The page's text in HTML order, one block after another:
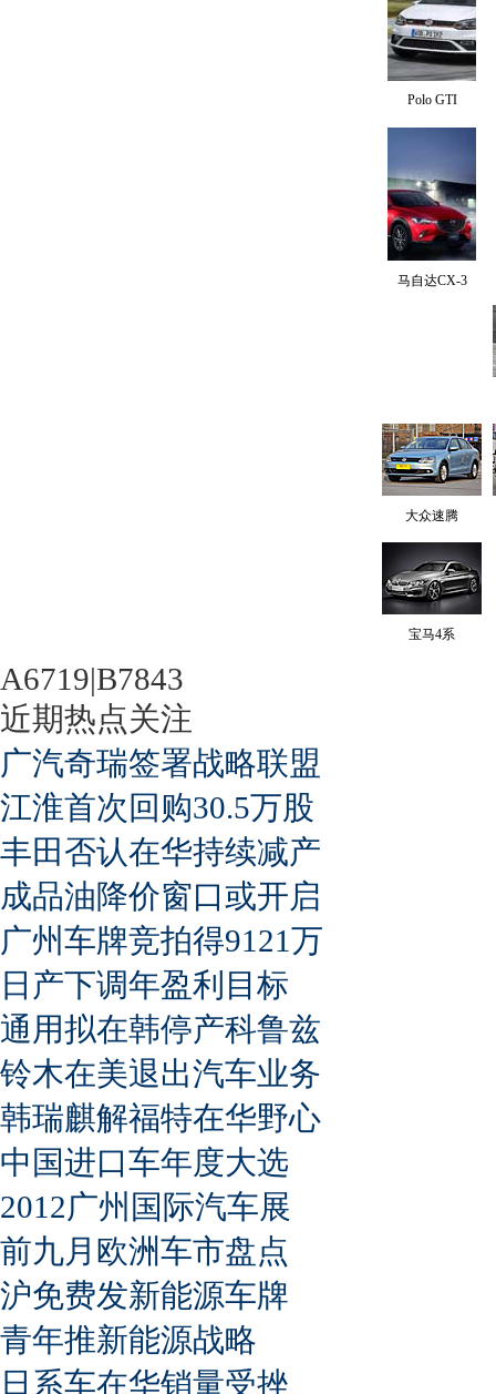
Polo GTI
马自达CX-3
大众速腾
宝马4系
A6719|B7843
近期热点关注
广汽奇瑞签署战略联盟
江淮首次回购30.5万股
丰田否认在华持续减产
成品油降价窗口或开启
广州车牌竞拍得9121万
日产下调年盈利目标
通用拟在韩停产科鲁兹
铃木在美退出汽车业务
韩瑞麒解福特在华野心
中国进口车年度大选
2012广州国际汽车展
前九月欧洲车市盘点
沪免费发新能源车牌
青年推新能源战略
日系车在华销量受挫